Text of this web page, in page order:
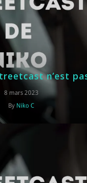
n’est
8 mars 2023
By Niko C